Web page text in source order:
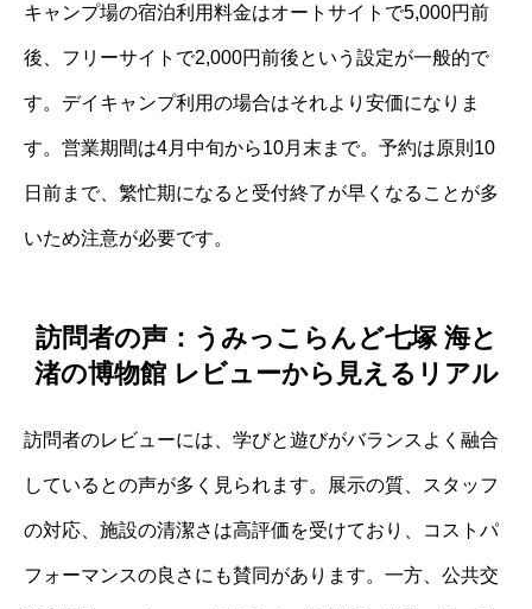
キャンプ場の宿泊利用料金はオートサイトで5,000円前
後、フリーサイトで2,000円前後という設定が一般的で
す。デイキャンプ利用の場合はそれより安価になりま
す。営業期間は4月中旬から10月末まで。予約は原則10
日前まで、繁忙期になると受付終了が早くなることが多
いため注意が必要です。
訪問者の声：うみっこらんど七塚 海と
渚の博物館 レビューから見えるリアル
訪問者のレビューには、学びと遊びがバランスよく融合
しているとの声が多く見られます。展示の質、スタッフ
の対応、施設の清潔さは高評価を受けており、コストパ
フォーマンスの良さにも賛同があります。一方、公共交